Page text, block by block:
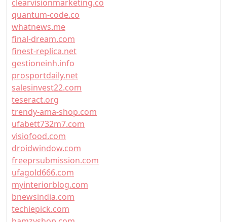
clearvisionmarketing.co
quantum-code.co
whatnews.me
final-dream.com
finest-replica.net
gestioneinh.info
prosportdaily.net
salesinvest22.com
teseract.org
trendy-ama-shop.com
ufabett732m7.com
visiofood.com
droidwindow.com
freeprsubmission.com
ufagold666.com
myinteriorblog.com
bnewsindia.com
techiepick.com